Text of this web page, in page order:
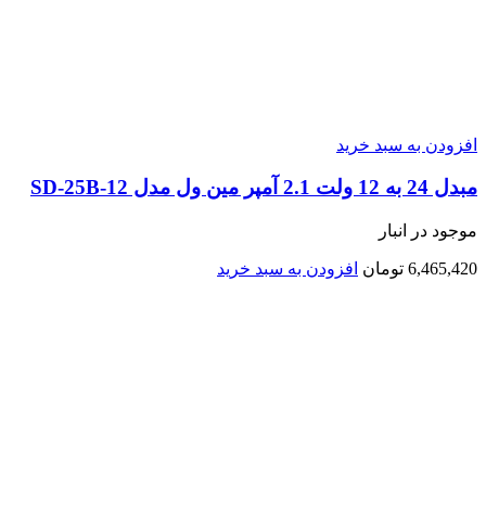
افزودن به سبد خرید
مبدل 24 به 12 ولت 2.1 آمپر مین ول مدل SD-25B-12
موجود در انبار
6,465,420 تومان افزودن به سبد خرید